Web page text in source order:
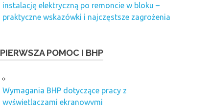
instalację elektryczną po remoncie w bloku –
praktyczne wskazówki i najczęstsze zagrożenia
PIERWSZA POMOC I BHP
Wymagania BHP dotyczące pracy z
wyświetlaczami ekranowymi